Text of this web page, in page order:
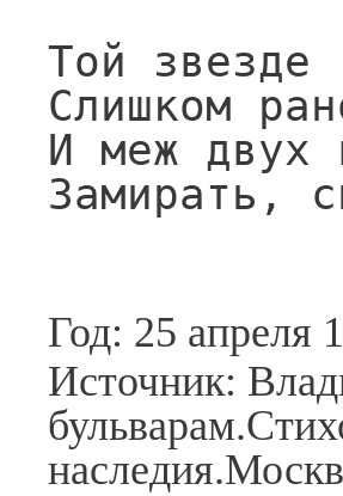
Той
Слишком
И меж двух
Замирать,
Год: 25 апреля
Источник: